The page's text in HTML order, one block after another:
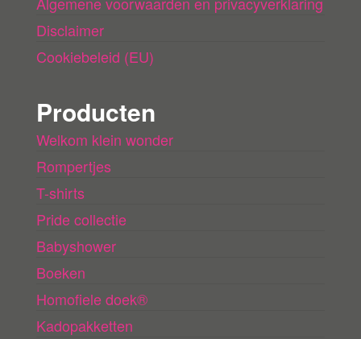
Disclaimer
Cookiebeleid (EU)
Producten
Welkom klein wonder
Rompertjes
T-shirts
Pride collectie
Babyshower
Boeken
Homofiele doek®
Kadopakketten